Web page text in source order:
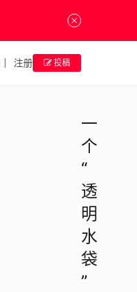
注册 投稿
一
个
“
透
明
水
袋
”